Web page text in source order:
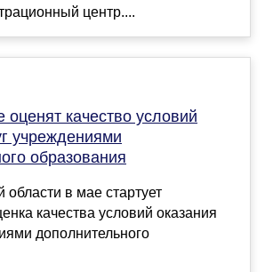
центр....
оценят качество условий
учреждениями
образования
области в мае стартует
качества условий оказания
дополнительного